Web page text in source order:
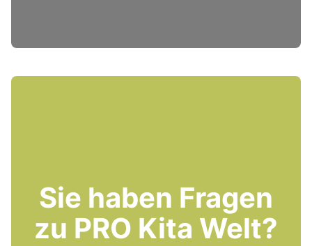
Sie haben Fragen
zu PRO Kita Welt?